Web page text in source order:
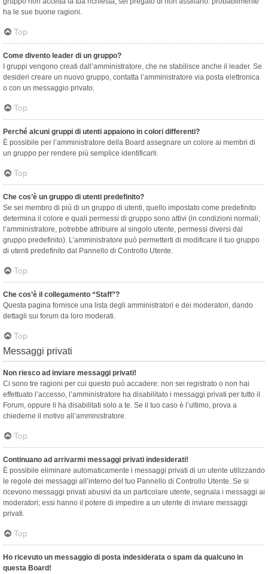
ha le sue buone ragioni.
Top
Come divento leader di un gruppo?
I gruppi vengono creati dall’amministratore, che ne stabilisce anche il leader. Se
desideri creare un nuovo gruppo, contatta l’amministratore via posta elettronica
o con un messaggio privato.
Top
Perché alcuni gruppi di utenti appaiono in colori differenti?
È possibile per l’amministratore della Board assegnare un colore ai membri di
un gruppo per rendere più semplice identificarli.
Top
Che cos’è un gruppo di utenti predefinito?
Se sei membro di più di un gruppo di utenti, quello impostato come predefinito
determina il colore e quali permessi di gruppo sono attivi (in condizioni normali;
l’amministratore, potrebbe attribuire al singolo utente, permessi diversi dal
gruppo predefinito). L’amministratore può permetterti di modificare il tuo gruppo
di utenti predefinito dal Pannello di Controllo Utente.
Top
Che cos’è il collegamento “Staff”?
Questa pagina fornisce una lista degli amministratori e dei moderatori, dando
dettagli sui forum da loro moderati.
Top
Messaggi privati
Non riesco ad inviare messaggi privati!
Ci sono tre ragioni per cui questo può accadere: non sei registrato o non hai
effettuato l’accesso, l’amministratore ha disabilitato i messaggi privati per tutto il
Forum, oppure li ha disabilitati solo a te. Se il tuo caso è l’ultimo, prova a
chiederne il motivo all’amministratore.
Top
Continuano ad arrivarmi messaggi privati indesiderati!
È possibile eliminare automaticamente i messaggi privati ​​di un utente utilizzando
le regole dei messaggi all’interno del tuo Pannello di Controllo Utente. Se si
ricevono messaggi privati ​​abusivi da un particolare utente, segnala i messaggi ai
moderatori; essi hanno il potere di impedire a un utente di inviare messaggi
privati​​.
Top
Ho ricevuto un messaggio di posta indesiderata o spam da qualcuno in
questa Board!